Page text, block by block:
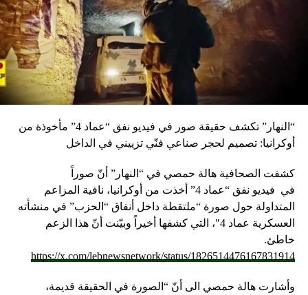
“النهار” تكشف حقيقة صور في فيديو نفق “عماد 4” مأخوذة من
أوكرانيا: تصميم لحجر صناعي فنّي تزييني في الداخل
كشفت الصحافية هالة حمصي في “النهار” أنّ صوراً
في فيديو
نفق “عماد 4” أخذت من أوكرانيا، نافية المزاعم
المتداولة حول صورة “ملتقطة داخل أنفاق “الحزب” في منشأته
العسكرية عماد 4″، التي كشفها أخيراً وبيّنت أنّ هذا الزعم
خاطئ.
https://x.com/lebnewsnetwork/status/1826514476167831914
وأشارت هالة حمصي الى أنّ “الصورة في الحقيقة قديمة،